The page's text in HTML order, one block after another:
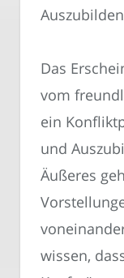
Das
vom
ein
und
Äußeres
wissen,